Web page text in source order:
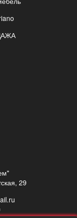
29